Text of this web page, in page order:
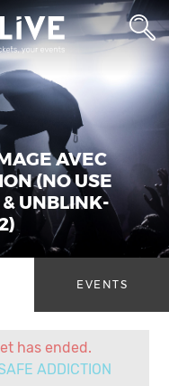
AVEC
(NO USE
UNBLINK-
EVENTS
has ended.
ADDICTION